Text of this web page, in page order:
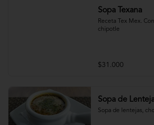
Sopa Texana
Receta Tex Mex.
chipotle
$31.000
Sopa de
Sopa de lentejas,